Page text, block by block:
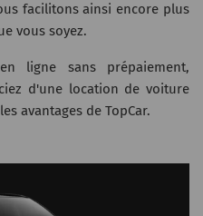
facilitons ainsi encore plus
vous soyez.
ligne sans prépaiement,
d'une location de voiture
avantages de TopCar.